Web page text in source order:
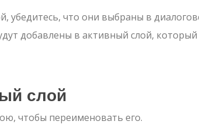
убедитесь, что они выбраны в
добавлены в активный слой,
слой
чтобы переименовать его.